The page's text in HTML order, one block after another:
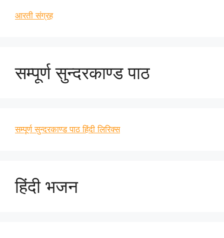
आरती संग्रह
सम्पूर्ण सुन्दरकाण्ड पाठ
सम्पूर्ण सुन्दरकाण्ड पाठ हिंदी लिरिक्स
हिंदी भजन